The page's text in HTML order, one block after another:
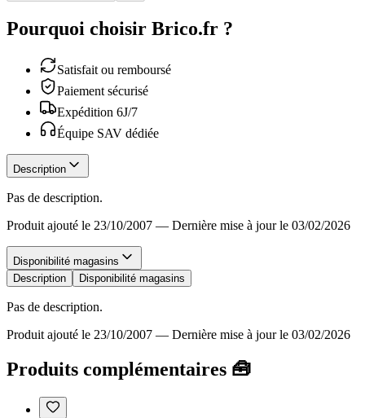
Pourquoi choisir Brico.fr ?
Satisfait ou remboursé
Paiement sécurisé
Expédition 6J/7
Équipe SAV dédiée
Description
Pas de description.
Produit ajouté le 23/10/2007 — Dernière mise à jour le 03/02/2026
Disponibilité magasins
Description
Disponibilité magasins
Pas de description.
Produit ajouté le 23/10/2007 — Dernière mise à jour le 03/02/2026
Produits complémentaires 🧰